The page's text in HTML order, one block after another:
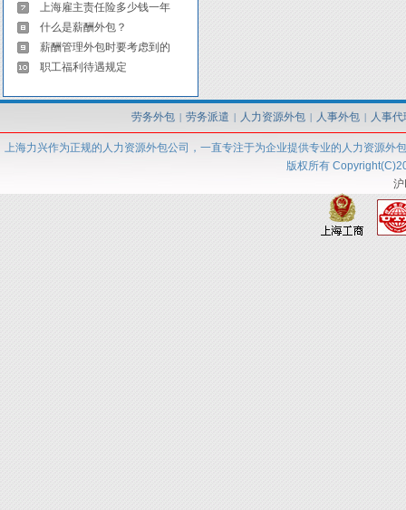
上海雇主责任险多少钱一年
什么是薪酬外包？
薪酬管理外包时要考虑到的
职工福利待遇规定
劳务外包 | 劳务派遣 | 人力资源外包 | 人事外包 | 人事代
上海力兴作为正规的人力资源外包公司 ，一直专注于为企业提供专业的人力资源外包
版权所有